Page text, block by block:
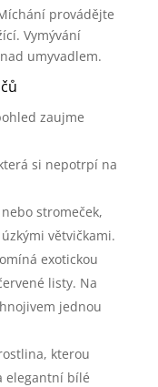
provádějte
Vymývání
umyvadlem.
zaujme
si nepotrpí na
stromeček,
větvičkami.
exotickou
listy. Na
jednou
kterou
elegantní bílé